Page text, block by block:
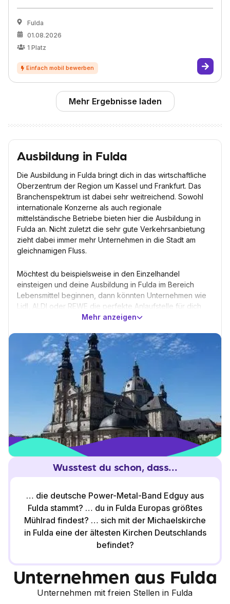
Fulda
01.08.2026
1 Platz
Mehr Ergebnisse laden
Ausbildung in Fulda
Die Ausbildung in Fulda bringt dich in das wirtschaftliche
Oberzentrum der Region um Kassel und Frankfurt. Das
Branchenspektrum ist dabei sehr weitreichend. Sowohl
internationale Konzerne als auch regionale
mittelständische Betriebe bieten hier die Ausbildung in
Fulda an. Nicht zuletzt die sehr gute Verkehrsanbietung
zieht dabei immer mehr Unternehmen in die Stadt am
gleichnamigen Fluss.
Möchtest du beispielsweise in den Einzelhandel
einsteigen und deine Ausbildung in Fulda im Bereich
Lebensmittel beginnen, dann könnten Unternehmen wie
Lidl, ALDI oder REWE die perfekte Anlaufstelle für dich
sein. Außerdem ist Fulda Hauptsitzt des
die Ausbildung zur Fachkraft für Systemgastronomie,
dann kannst du als Azubi bei McDonald’s deine Karriere
ins Rollen bringen.
In Fulda findest du zudem zahlreiche Hersteller der
Textilindustrie. Deine Ausbildung in Fulda kannst du somit
beispielsweise bei der Mehler AG oder der Wirth Gruppe
anstreben. Auch kannst du in den ansässigen Boutiquen
nach Ausbildungsstellen Ausschau halten, wenn dich
deine Interessen und Stärken in die Textilbranche ziehen.
Ausbildung in Fulda auf dich warten, sind zum Beispiel die
oder auch Goodyear. Wie du siehst, kannst du in so
ziemlich jeder Branche deine Wunschausbildung finden!
Mehr anzeigen
Wusstest du schon, dass...
… die deutsche Power-Metal-Band Edguy aus
Fulda stammt? … du in Fulda Europas größtes
Mühlrad findest? … sich mit der Michaelskirche
in Fulda eine der ältesten Kirchen Deutschlands
befindet?
Unternehmen aus Fulda
Unternehmen mit freien Stellen in Fulda